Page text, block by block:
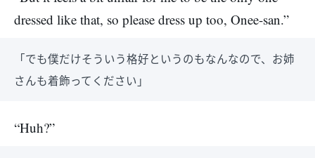
dressed like that, so please dress up too, Onee-san.”
「でも僕だけそういう格好というのもなんなので、お姉
さんも着飾ってください」
“Huh?”